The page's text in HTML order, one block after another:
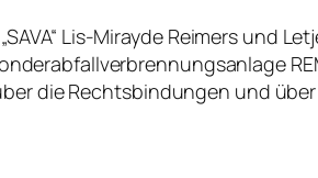
Lis-Mirayde Reimers und
die Rechtsbindungen und